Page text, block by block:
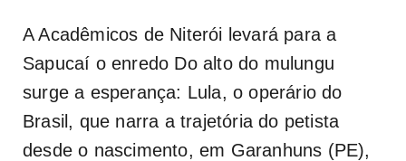
A Acadêmicos de Niterói levará para a
Sapucaí o enredo Do alto do mulungu
surge a esperança: Lula, o operário do
Brasil, que narra a trajetória do petista
desde o nascimento, em Garanhuns (PE),